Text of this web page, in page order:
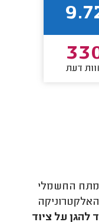
דעת
החשמלי
להגן על ציוד